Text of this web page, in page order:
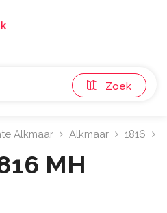
Zoek
Alkmaar Alkmaar 1816
MH